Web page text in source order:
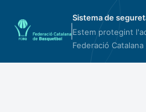
Sistema de
Estem protegint
Federació